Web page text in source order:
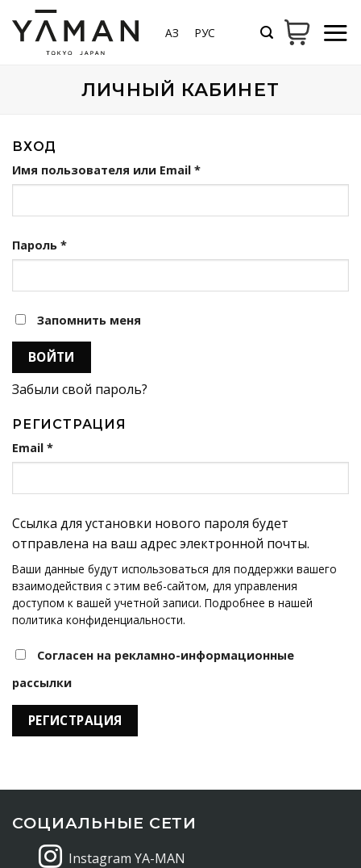
ҚАЗ РУС
ЛИЧНЫЙ КАБИНЕТ
ВХОД
Имя пользователя или Email *Обязательно
Пароль *Обязательно
Запомнить меня
ВОЙТИ
Забыли свой пароль?
РЕГИСТРАЦИЯ
Email *Обязательно
Ссылка для установки нового пароля будет
отправлена ​​на ваш адрес электронной почты.
Ваши данные будут использоваться для поддержки вашего
взаимодействия с этим веб-сайтом, для управления
доступом к вашей учетной записи. Подробнее в нашей
политика конфиденциальности.
Согласен на рекламно-информационные
рассылки
РЕГИСТРАЦИЯ
СОЦИАЛЬНЫЕ СЕТИ
Instagram YA-MAN